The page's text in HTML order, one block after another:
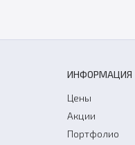
ИНФОРМАЦИЯ
Цены
Акции
Портфолио